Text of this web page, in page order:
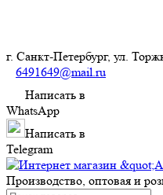
г. Санкт-Петербург, ул.
6491649@mail.ru
Написать в
WhatsApp
Написать в
Telegram
Производство, оптовая и